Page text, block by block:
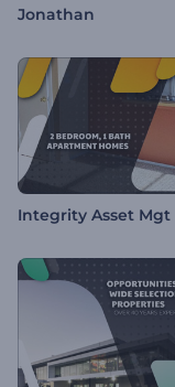
Jonathan
Integrity Asset Mgt